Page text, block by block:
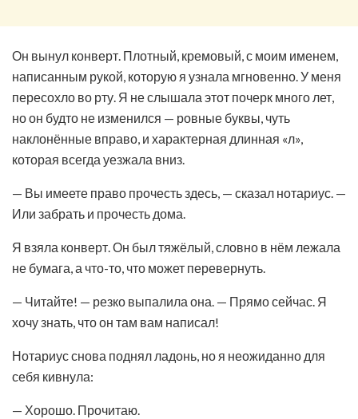
Он вынул конверт. Плотный, кремовый, с моим именем,
написанным рукой, которую я узнала мгновенно. У меня
пересохло во рту. Я не слышала этот почерк много лет,
но он будто не изменился — ровные буквы, чуть
наклонённые вправо, и характерная длинная «л»,
которая всегда уезжала вниз.
— Вы имеете право прочесть здесь, — сказал нотариус. —
Или забрать и прочесть дома.
Я взяла конверт. Он был тяжёлый, словно в нём лежала
не бумага, а что-то, что может перевернуть.
— Читайте! — резко выпалила она. — Прямо сейчас. Я
хочу знать, что он там вам написал!
Нотариус снова поднял ладонь, но я неожиданно для
себя кивнула:
— Хорошо. Прочитаю.